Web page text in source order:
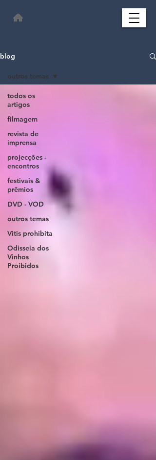
blog
todos os
artigos
filmagem
revista de
imprensa
projecções -
encontros
festivais &
prêmios
DVD - VOD
outros temas
Vitis prohibita
Odisseia dos
Vinhos
Proibidos
outros temas